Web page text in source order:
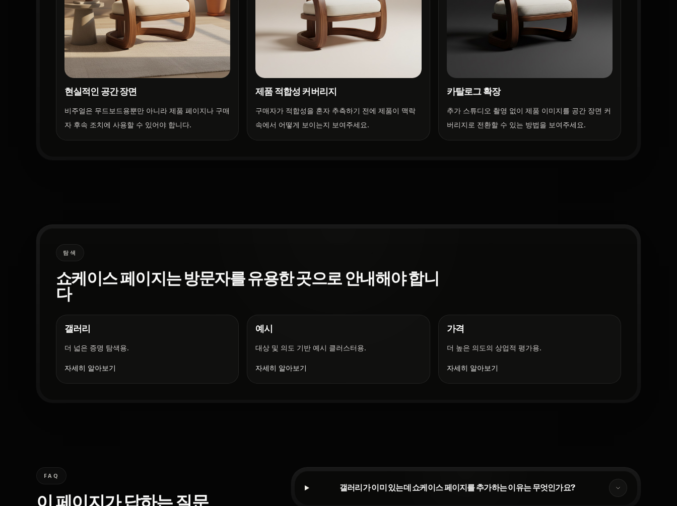
현실적인 공간 장면
비주얼은 무드보드용뿐만 아니라 제품 페이지나 구매
자 후속 조치에 사용할 수 있어야 합니다.
제품 적합성 커버리지
구매자가 적합성을 혼자 추측하기 전에 제품이 맥락
속에서 어떻게 보이는지 보여주세요.
카탈로그 확장
추가 스튜디오 촬영 없이 제품 이미지를 공간 장면 커
버리지로 전환할 수 있는 방법을 보여주세요.
탐색
쇼케이스 페이지는 방문자를 유용한 곳으로 안내해야 합니
다
갤러리
더 넓은 증명 탐색용.
자세히 알아보기
예시
대상 및 의도 기반 예시 클러스터용.
자세히 알아보기
가격
더 높은 의도의 상업적 평가용.
자세히 알아보기
FAQ
갤러리가 이미 있는데 쇼케이스 페이지를 추가하는 이유는 무엇인가요?